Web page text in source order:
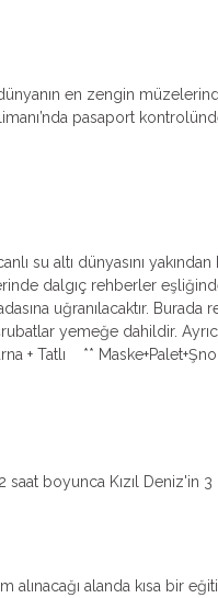
en zengin
pasaport
su altı dünyasını
dalgıç rehberler
uğranılacaktır. Burada
yemeğe dahildir.
+ Tatlı **
boyunca Kızıl Deniz'in 3
alınacağı alanda kısa bir